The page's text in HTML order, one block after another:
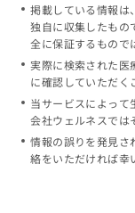
掲載している情報は
独自に収集したもの
全に保証するもので
実際に検索された医
に確認していただく
当サービスによって
会社ウェルネスでは
情報の誤りを発見さ
絡をいただければ幸